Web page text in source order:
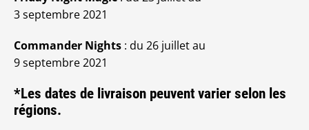
3 septembre 2021
Commander Nights : du 26 juillet au
9 septembre 2021
*Les dates de livraison peuvent varier selon les
régions.